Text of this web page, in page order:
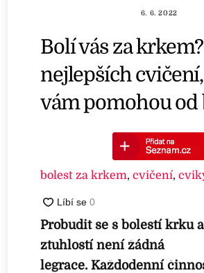
6. 6. 2022
Bolí vás za
nejlepších
vám pomohou od
bolest za krkem,cvičení,
Probudit se s bolestí krku
ztuhlostí není žádná
legrace. Každodenní